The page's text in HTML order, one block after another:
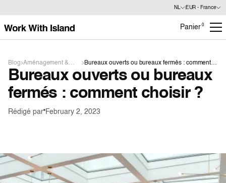
NL EUR - France
Panier 0
Blog Aménagement &
Design
Bureaux ouverts ou bureaux fermés : comment
choisir ?
Bureaux ouverts ou bureaux
fermés : comment choisir ?
Rédigé par February 2, 2023